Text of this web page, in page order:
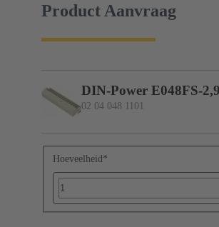
Product Aanvraag
DIN-Power E048FS-
02 04 048 1101
Hoeveelheid*